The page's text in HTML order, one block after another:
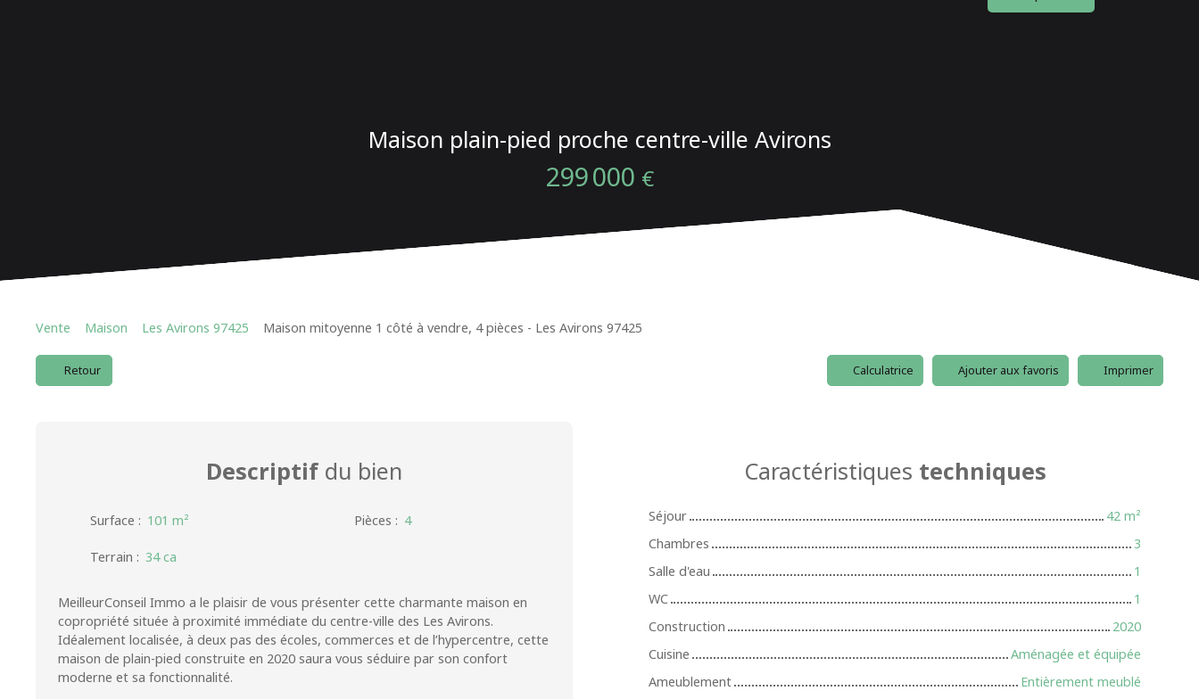
Maison plain-pied proche centre-ville Avirons
299 000 €
Vente Maison Les Avirons 97425 Maison mitoyenne 1 côté à vendre, 4 pièces - Les Avirons 97425
Retour Calculatrice Ajouter aux favoris Imprimer
Descriptif du bien
Surface : 101 m² Pièces : 4
Terrain : 34 ca
MeilleurConseil Immo a le plaisir de vous présenter cette charmante maison en
copropriété située à proximité immédiate du centre-ville des Les Avirons.
Idéalement localisée, à deux pas des écoles, commerces et de l’hypercentre, cette
maison de plain-pied construite en 2020 saura vous séduire par son confort
moderne et sa fonctionnalité.
Caractéristiques techniques
Séjour 42 m²
Chambres
3
Salle d'eau
1
WC
1
Construction
2020
Cuisine
Aménagée et équipée
Ameublement
Entièrement meublé